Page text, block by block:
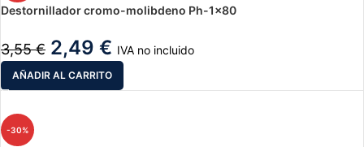
Destornillador cromo-molibdeno Ph-1×80
3,55€ 2,49 € IVA no incluido
AÑADIR AL CARRITO
-30%